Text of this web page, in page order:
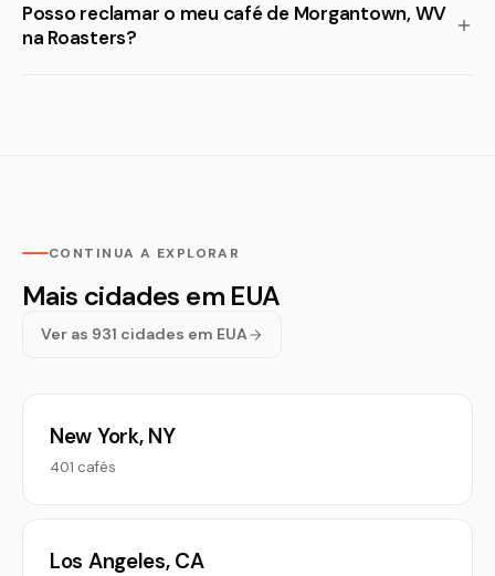
Posso reclamar o meu café de Morgantown, WV
na Roasters?
CONTINUA A EXPLORAR
Mais cidades em EUA
Ver as 931 cidades em EUA
New York, NY
401 cafés
Los Angeles, CA